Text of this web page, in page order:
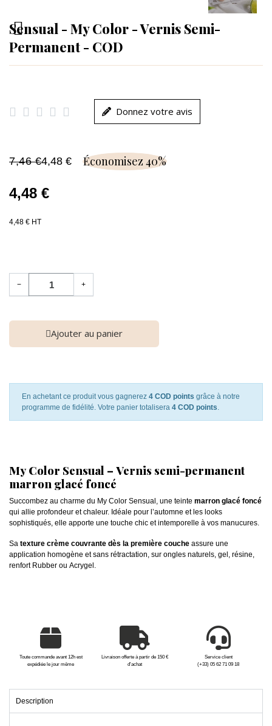
Sensual - My Color - Vernis Semi-
Permanent - COD
     Donnez votre avis
7,46 €4,48 € Économisez 40%
4,48 €
4,48 € HT
− +
Ajouter au panier
En achetant ce produit vous gagnerez 4 COD points grâce à notre
programme de fidélité. Votre panier totalisera 4 COD points.
My Color Sensual – Vernis semi-permanent
marron glacé foncé
Succombez au charme du My Color Sensual, une teinte marron glacé foncé
qui allie profondeur et chaleur. Idéale pour l’automne et les looks
sophistiqués, elle apporte une touche chic et intemporelle à vos manucures.
Sa texture crème couvrante dès la première couche assure une
application homogène et sans rétractation, sur ongles naturels, gel, résine,
renfort Rubber ou Acrygel.
Toute commande avant 12h est
expédiée le jour même
Livraison offerte à partir de 150 €
d'achat
Service client
(+33) 05 62 71 09 18
Description